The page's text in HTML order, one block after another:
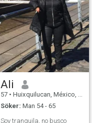
Ali
57 • Huixquilucan, México, Mexico
Söker: Man 54 - 65
Soy tranquila, no busco